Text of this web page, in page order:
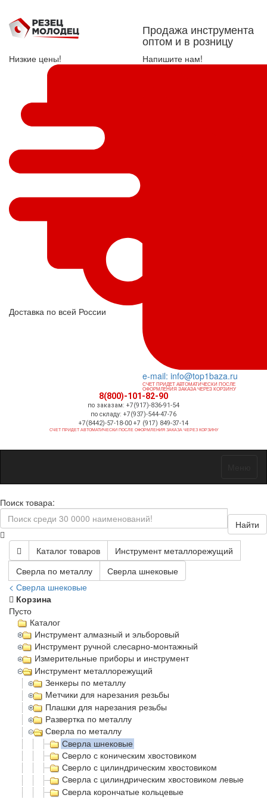
Продажа инструмента
оптом и в розницу
Низкие цены!
Доставка по всей России
Напишите нам!
e-mail: info@top1baza.ru
СЧЕТ ПРИДЕТ АВТОМАТИЧЕСКИ ПОСЛЕ
ОФОРМЛЕНИЯ ЗАКАЗА ЧЕРЕЗ КОРЗИНУ
8(800)-101-82-90
по заказам: +7(917)-836-91-54
по складу: +7(937)-544-47-76
+7(8442)-57-18-00 +7 (917) 849-37-14
СЧЕТ ПРИДЕТ АВТОМАТИЧЕСКИ ПОСЛЕ ОФОРМЛЕНИЯ ЗАКАЗА ЧЕРЕЗ КОРЗИНУ
Поиск товара:
Найти
Каталог товаров
Инструмент металлорежущий
Сверла по металлу
Сверла шнековые
< Сверла шнековые
Корзина
Пусто
Каталог
Инструмент алмазный и эльборовый
Инструмент ручной слесарно-монтажный
Измерительные приборы и инструмент
Инструмент металлорежущий
Зенкеры по металлу
Метчики для нарезания резьбы
Плашки для нарезания резьбы
Развертка по металлу
Сверла по металлу
Сверла шнековые
Сверло с коническим хвостовиком
Сверло с цилиндрическим хвостовиком
Сверла с цилиндрическим хвостовиком левые
Сверла корончатые кольцевые